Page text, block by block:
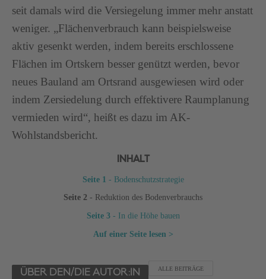
seit damals wird die Versiegelung immer mehr anstatt
weniger. „Flächenverbrauch kann beispielsweise
aktiv gesenkt werden, indem bereits erschlossene
Flächen im Ortskern besser genützt werden, bevor
neues Bauland am Ortsrand ausgewiesen wird oder
indem Zersiedelung durch effektivere Raumplanung
vermieden wird“, heißt es dazu im AK-
Wohlstandsbericht.
INHALT
Seite 1 - Bodenschutzstrategie
Seite 2 - Reduktion des Bodenverbrauchs
Seite 3- In die Höhe bauen
Auf einer Seite lesen >
ÜBER DEN/DIE AUTOR:IN
ALLE BEITRÄGE